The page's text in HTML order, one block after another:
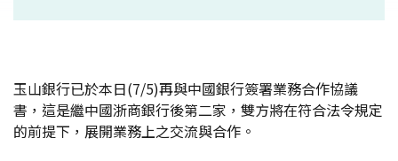
玉山銀行已於本日(7/5)再與中國銀行簽署業務合作協議
書，這是繼中國浙商銀行後第二家，雙方將在符合法令規定
的前提下，展開業務上之交流與合作。